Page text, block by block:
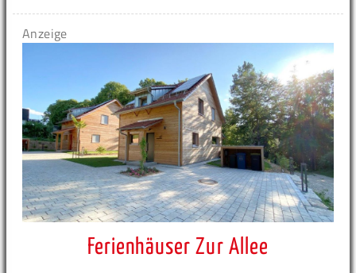
Anzeige
Ferienhäuser Zur Allee